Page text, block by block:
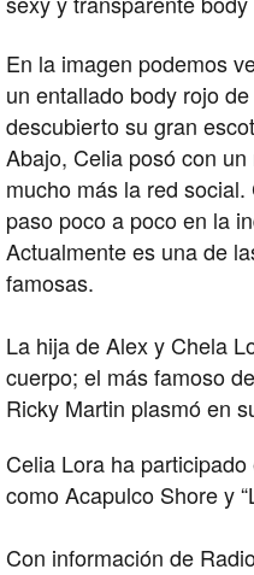
En la imagen podemos
un entallado body rojo
descubierto su gran
Abajo, Celia posó con
mucho más la red
paso poco a poco en la
Actualmente es una de
famosas.
La hija de Alex y Chela
cuerpo; el más famoso
Ricky Martin plasmó en
Celia Lora ha
como Acapulco Shore y
Con información de